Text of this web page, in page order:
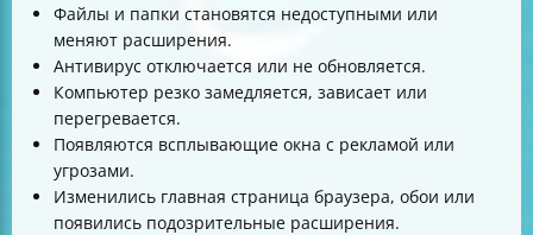
Файлы и папки становятся недоступными или
меняют расширения.
Антивирус отключается или не обновляется.
Компьютер резко замедляется, зависает или
перегревается.
Появляются всплывающие окна с рекламой или
угрозами.
Изменились главная страница браузера, обои или
появились подозрительные расширения.